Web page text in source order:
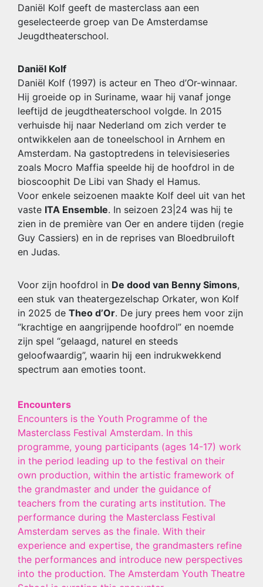
Daniël Kolf geeft de masterclass aan een
geselecteerde groep van De Amsterdamse
Jeugdtheaterschool.
Daniël Kolf
Daniël Kolf (1997) is acteur en Theo d’Or-winnaar.
Hij groeide op in Suriname, waar hij vanaf jonge
leeftijd de jeugdtheaterschool volgde. In 2015
verhuisde hij naar Nederland om zich verder te
ontwikkelen aan de toneelschool in Arnhem en
Amsterdam. Na gastoptredens in televisieseries
zoals Mocro Maffia speelde hij de hoofdrol in de
bioscoophit De Libi van Shady el Hamus.
Voor enkele seizoenen maakte Kolf deel uit van het
vaste ITA Ensemble. In seizoen 23|24 was hij te
zien in de première van Oer en andere tijden (regie
Guy Cassiers) en in de reprises van Bloedbruiloft
en Judas.
Voor zijn hoofdrol in De dood van Benny Simons,
een stuk van theatergezelschap Orkater, won Kolf
in 2025 de Theo d’Or. De jury prees hem voor zijn
“krachtige en aangrijpende hoofdrol” en noemde
zijn spel “gelaagd, naturel en steeds
geloofwaardig”, waarin hij een indrukwekkend
spectrum aan emoties toont.
Encounters
Encounters is the Youth Programme of the
Masterclass Festival Amsterdam. In this
programme, young participants (ages 14-17) work
in the period leading up to the festival on their
own production, within the artistic framework of
the grandmaster and under the guidance of
teachers from the curating arts institution. The
performance during the Masterclass Festival
Amsterdam serves as the finale. With their
experience and expertise, the grandmasters refine
the performances and introduce new perspectives
into the production. The Amsterdam Youth Theatre